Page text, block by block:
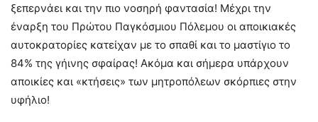
ξεπερνάει και την πιο νοσηρή φαντασία! Μέχρι την
έναρξη του Πρώτου Παγκόσμιου Πόλεμου οι αποικιακές
αυτοκρατορίες κατείχαν με το σπαθί και το μαστίγιο το
84% της γήινης σφαίρας! Ακόμα και σήμερα υπάρχουν
αποικίες και «κτήσεις» των μητροπόλεων σκόρπιες στην
υφήλιο!